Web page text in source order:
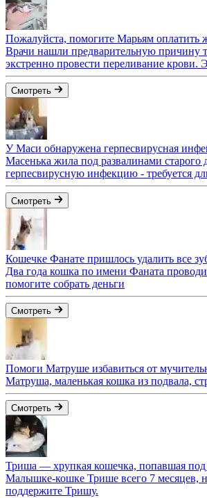
Пожалуйста, помогите Марьям
Врачи нашли предварительную причину
экстренно провести переливание крови.
Смотреть
У Маси обнаружена герпесвирусная
Масенька жила под развалинами старого
герпесвирусную инфекцию - требуется
Смотреть
Кошечке Фанате пришлось удалить все
Два года кошка по имени Фаната
помогите собрать деньги
Смотреть
Помоги Матруше избавиться от
Матруша, маленькая кошка из подвала,
Смотреть
Триша — хрупкая кошечка, попавшая
Малышке-кошке Трише всего 7 месяцев,
поддержите Тришу.